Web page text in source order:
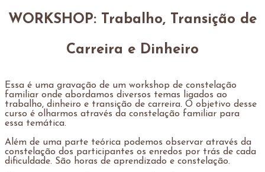
WORKSHOP: Trabalho, Transição de
Carreira e Dinheiro
Essa é uma gravação de um workshop de constelação
familiar onde abordamos diversos temas ligados ao
trabalho, dinheiro e transição de carreira. O objetivo desse
curso é olharmos através da constelação familiar para
essa temática.
Além de uma parte teórica podemos observar através da
constelação dos participantes os enredos por trás de cada
dificuldade. São horas de aprendizado e constelação.